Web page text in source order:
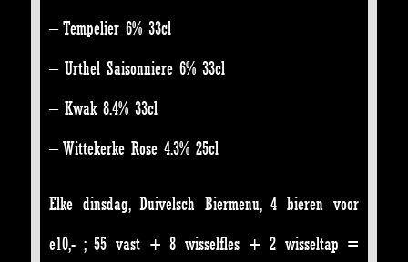
– Tempelier 6% 33cl
– Urthel Saisonniere 6% 33cl
– Kwak 8.4% 33cl
– Wittekerke Rose 4.3% 25cl
Elke dinsdag, Duivelsch Biermenu, 4 bieren voor
e10,- ; 55 vast + 8 wisselfles + 2 wisseltap =